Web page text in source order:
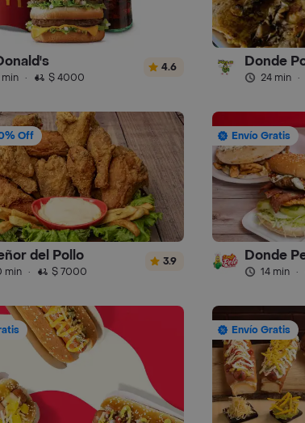
min · $ 4000
4.6 Donde
24 min ·
Off
del Pollo
min · $ 7000
3.9
Envío Gratis
Donde
14 min ·
Envío Gratis